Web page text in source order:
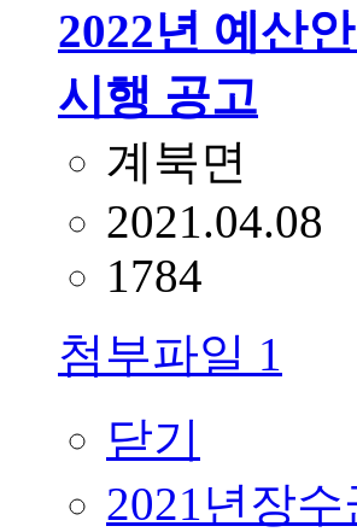
2022년 예산
시행 공고
계북면
2021.04.08
1784
첨부파일 1
닫기
2021년장